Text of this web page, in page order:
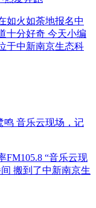
如火如荼地报名中
十分好奇 今天小编
于中新南京生态科
鸣 音乐云现场，记
FM105.8 “音乐云现
搬到了中新南京生